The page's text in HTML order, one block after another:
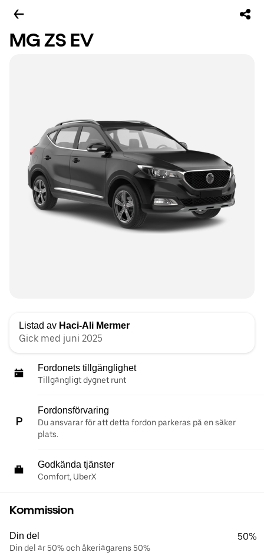
MG ZS EV
Listad av Haci-Ali Mermer
Gick med juni 2025
Fordonets tillgänglighet
Tillgängligt dygnet runt
Fordonsförvaring
Du ansvarar för att detta fordon parkeras på en säker
plats.
Godkända tjänster
Comfort, UberX
Kommission
Din del
Din del är 50% och åkeriägarens 50%
50%